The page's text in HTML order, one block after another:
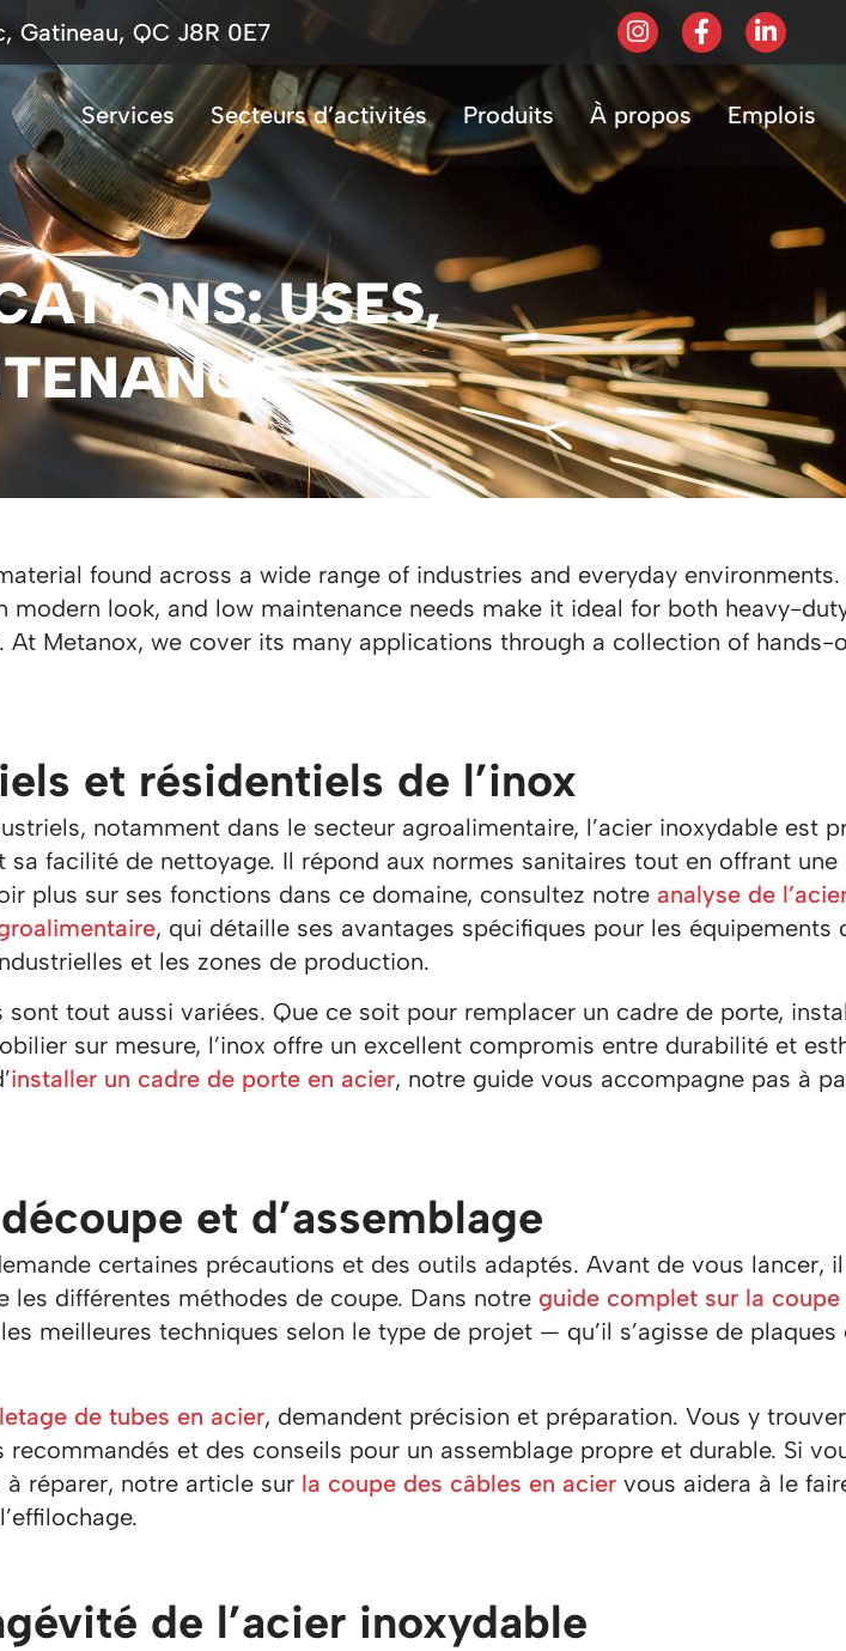
Gatineau, QC J8R 0E7
Services Secteurs d’activités Produits À propos Emplois
USES,
found across a wide range of industries and everyday
modern look, and low maintenance needs make it ideal for both heavy-
At Metanox, we cover its many applications through a collection of hands-
et résidentiels de l’inox
notamment dans le secteur agroalimentaire, l’acier inoxydable est
sa facilité de nettoyage. Il répond aux normes sanitaires tout en offrant une
plus sur ses fonctions dans ce domaine, consultez notre analyse de
, qui détaille ses avantages spécifiques pour les équipements
et les zones de production.
tout aussi variées. Que ce soit pour remplacer un cadre de porte,
sur mesure, l’inox offre un excellent compromis entre durabilité et
installer un cadre de porte en acier, notre guide vous accompagne pas à
et d’assemblage
certaines précautions et des outils adaptés. Avant de vous lancer,
les différentes méthodes de coupe. Dans notre guide complet sur la coupe
meilleures techniques selon le type de projet — qu’il s’agisse de plaques
de tubes en acier, demandent précision et préparation. Vous y
recommandés et des conseils pour un assemblage propre et durable. Si
réparer, notre article sur la coupe des câbles en acier vous aidera à le
de l’acier inoxydable